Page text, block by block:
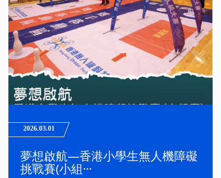
2026.03.01
夢想啟航—香港小學生無人機障礙
挑戰賽(小組···